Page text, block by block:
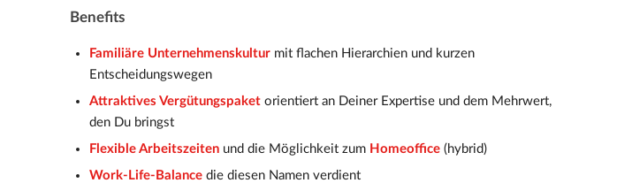
Benefits
Familiäre Unternehmenskultur mit flachen Hierarchien und kurzen
Entscheidungswegen
Attraktives Vergütungspaket orientiert an Deiner Expertise und dem Mehrwert,
den Du bringst
Flexible Arbeitszeiten und die Möglichkeit zum Homeoffice (hybrid)
Work-Life-Balance die diesen Namen verdient